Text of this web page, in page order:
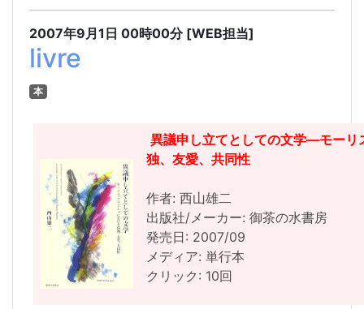
2007年9月1日 00時00分 [WEB担当]
livre
本
異議申し立てとしての文学―モーリ
独、友愛、共同性
作者: 西山雄二
出版社/メーカー: 御茶の水書房
発売日: 2007/09
メディア: 単行本
クリック: 10回